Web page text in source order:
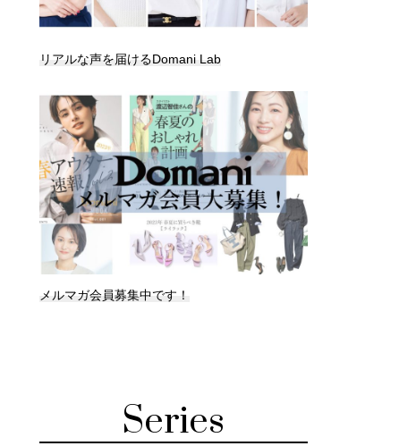
リアルな声を届けるDomani Lab
メルマガ会員募集中です！
Series